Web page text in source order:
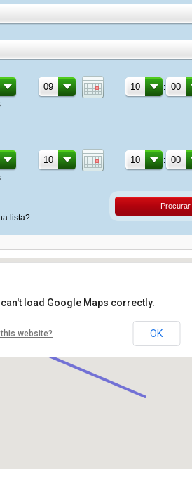
:
:
lista?
Procurar
load Google Maps correctly.
this website? OK